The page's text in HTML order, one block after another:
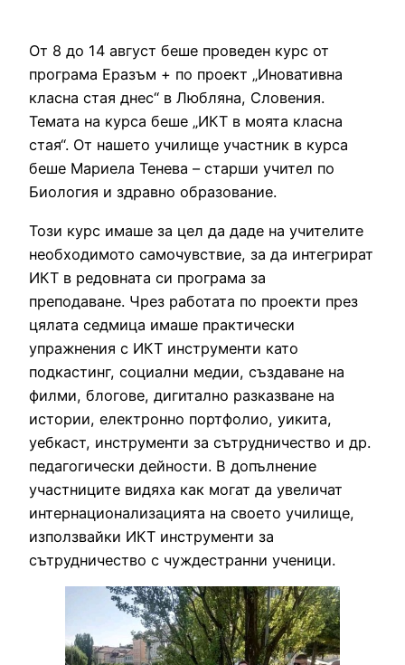
От 8 до 14 август беше проведен курс от
програма Еразъм + по проект „Иновативна
класна стая днес“ в Любляна, Словения.
Темата на курса беше „ИКТ в моята класна
стая“. От нашето училище участник в курса
беше Мариела Тенева – старши учител по
Биология и здравно образование.
Този курс имаше за цел да даде на учителите
необходимото самочувствие, за да интегрират
ИКТ в редовната си програма за
преподаване. Чрез работата по проекти през
цялата седмица имаше практически
упражнения с ИКТ инструменти като
подкастинг, социални медии, създаване на
филми, блогове, дигитално разказване на
истории, електронно портфолио, уикита,
уебкаст, инструменти за сътрудничество и др.
педагогически дейности. В допълнение
участниците видяха как могат да увеличат
интернационализацията на своето училище,
използвайки ИКТ инструменти за
сътрудничество с чуждестранни ученици.